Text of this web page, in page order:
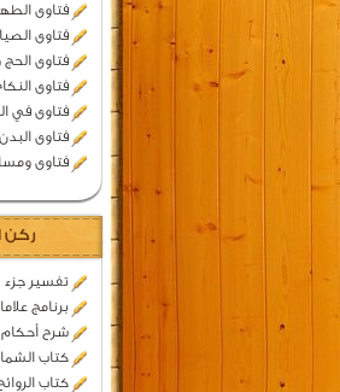
فتاوى
فتاوى
فتاوى الحج
فتاوى
فتاوى في
فتاوى
فتاوى
ركن
تفسير
برنامج
شرح أحكام
كتاب
كتاب